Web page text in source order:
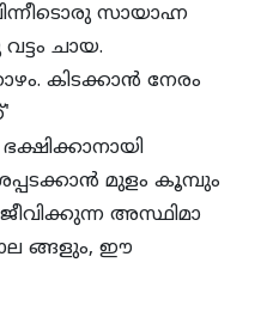
സായാഹ്ന
ചായ.
കിടക്കാന്‍ നേരം
മുളം കൂമ്പും
അസ്ഥിമാ
ങ്ങളും, ഈ